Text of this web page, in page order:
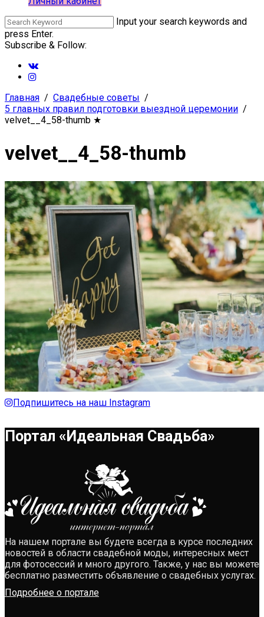
Input your search keywords and
press Enter.
Subscribe & Follow:
Главная
Свадебные советы
5 главных правил подготовки выездной церемонии
velvet__4_58-thumb ★
velvet__4_58-thumb
Подпишитесь на наш Instagram
Портал «Идеальная Свадьба»
На нашем портале вы будете всегда в курсе последних
новостей в области свадебной моды, интересных мест
для фотосессий и много другого. Также, у нас вы можете
бесплатно разместить объявление о свадебных услугах.
Подробнее о портале